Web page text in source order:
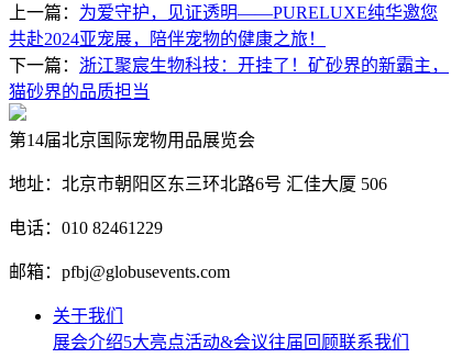
上一篇： 为爱守护，见证透明——PURELUXE纯华邀您
共赴2024亚宠展，陪伴宠物的健康之旅！
下一篇： 浙江聚宸生物科技：开挂了！矿砂界的新霸主，
猫砂界的品质担当
第14届北京国际宠物用品展览会
地址：北京市朝阳区东三环北路6号‌ 汇佳大厦 506
电话：010 82461229
邮箱：pfbj@globusevents.com
关于我们
展会介绍5大亮点活动&会议往届回顾联系我们